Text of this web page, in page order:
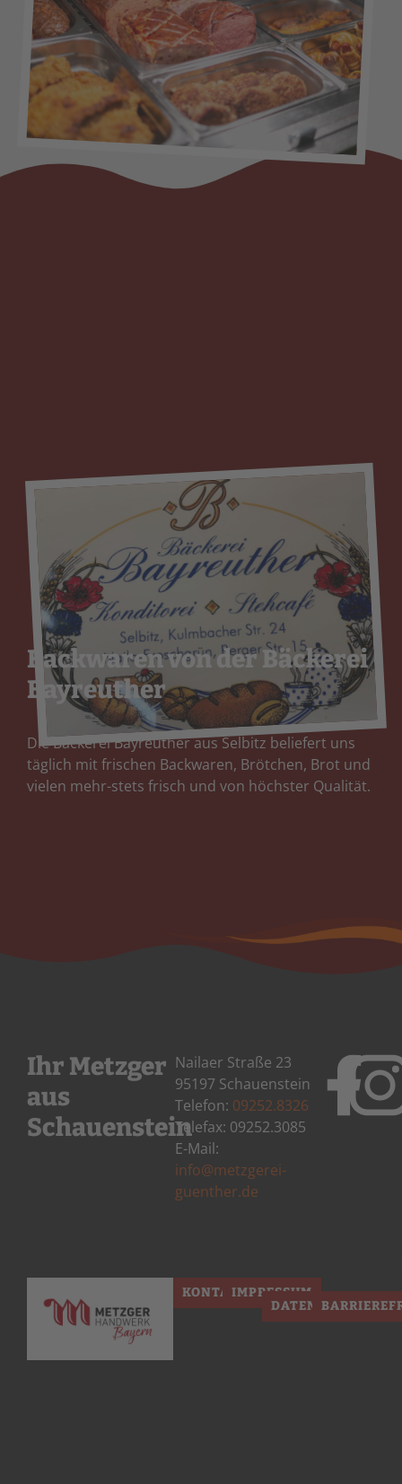
Backwaren von der Bäckerei
Bayreuther
Die Bäckerei Bayreuther aus Selbitz beliefert uns
täglich mit frischen Backwaren, Brötchen, Brot und
vielen mehr-stets frisch und von höchster Qualität.
Ihr Metzger
aus
Schauenstein
Nailaer Straße 23
95197 Schauenstein
Telefon: 09252.8326
Telefax: 09252.3085
E-Mail:
info@metzgerei-
guenther.de
KONTAKTIMPRESSUM
DATENSCHUTZ